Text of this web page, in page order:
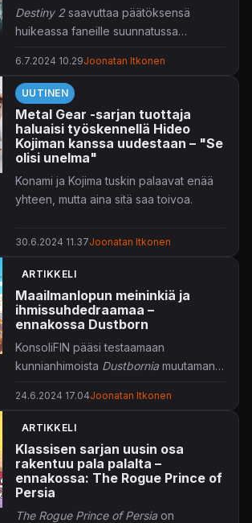
Destiny 2saavuttaa päätöksensä
huikeassa faneille suunnatussa
6.7.2024 10.29Joonatan Itkonen
UUTINEN
Metal Gear -sarjan tuottaja
haluaisi työskennellä Hideo
Kojiman kanssa uudestaan – "Se
olisi unelma"
Konami ja Kojima tuskin palaavat enää
yhteen, mutta aina sitä saa toivoa.
30.6.2024 11.37Joonatan Itkonen
ARTIKKELI
Maailmanlopun meininkiä ja
ihmissuhdedraamaa –
ennakossa Dustborn
KonsoliFIN pääsi testaamaan
kunnianhimoista Dustbornia muutaman
julkaisua.
24.6.2024 17.04Joonatan Itkonen
ARTIKKELI
Klassisen sarjan uusin osa
rakentuu pala palalta –
ennakossa: The Rogue Prince of
Persia
The Rogue Prince of Persia on